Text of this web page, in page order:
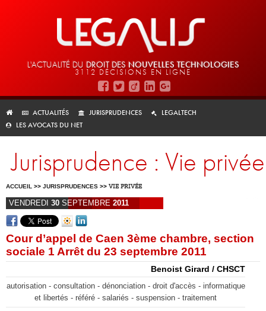
L'ACTUALITÉ DU DROIT DES NOUVELLES TECHNOLOGIES
3112 DÉCISIONS EN LIGNE
ACTUALITÉS JURISPRUDENCES
LEGALTECH
LES AVOCATS DU NET
Jurisprudence : Vie privée
ACCUEIL >> JURISPRUDENCES >> VIE PRIVÉE
VENDREDI 30 SEPTEMBRE 2011
Cour d’appel de Caen 3ème chambre, section
sociale 1 Arrêt du 23 septembre 2011
Benoist Girard / CHSCT
autorisation - consultation - dénonciation - droit d'accès - informatique
et libertés - référé - salariés - suspension - traitement